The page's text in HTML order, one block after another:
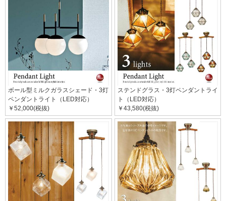
ボール型ミルクガラスシェード・3灯
ペンダントライト（LED対応）
￥52,000(税抜)
ステンドグラス・3灯ペンダントライ
ト（LED対応）
￥43,580(税抜)